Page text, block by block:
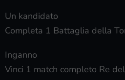
Un kandidato
Completa 1 Battaglia della
Inganno
Vinci 1 match completo Re